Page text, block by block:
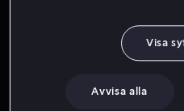
de senaste åren sett till att
djungeln. Ända tills de en
Visa
Avvisa alla